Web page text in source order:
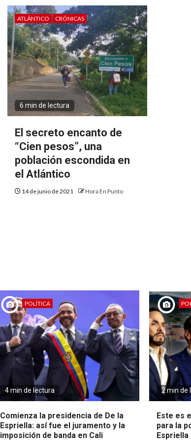
ATLÁNTICO CRÓNICAS
6 min de lectura
El secreto encanto de
“Cien pesos”, una
población escondida en
el Atlántico
14 de junio de 2021 Hora En Punto
POLÍTICA
4 min de lectura
Comienza la presidencia de De la
Espriella: así fue el juramento y la
imposición de banda en Cali
2 min de
Este es
para la
Espriella